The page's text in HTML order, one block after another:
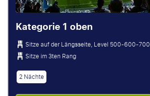
Kategorie 1 oben
Sitze auf der Längsseite, Level 500-600-700
Sitze im 3ten Rang
2 Nächte